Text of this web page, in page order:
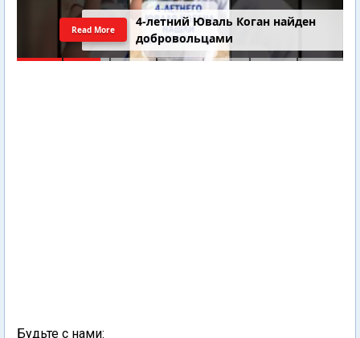
4-летний Юваль Коган найден
добровольцами
Read More
Будьте с нами: